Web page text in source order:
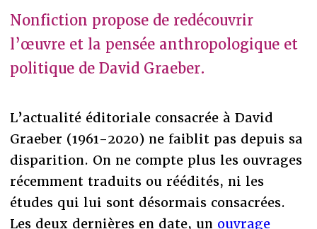
Nonfiction propose de redécouvrir
l’œuvre et la pensée anthropologique et
politique de David Graeber.
L’actualité éditoriale consacrée à David
Graeber (1961-2020) ne faiblit pas depuis sa
disparition. On ne compte plus les ouvrages
récemment traduits ou réédités, ni les
études qui lui sont désormais consacrées.
Les deux dernières en date, un ouvrage